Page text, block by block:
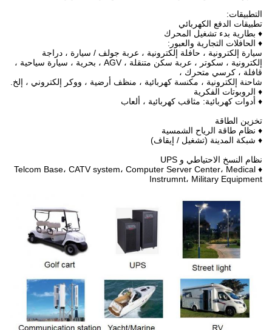
التطبيقات:
تطبيقات الدفع الكهربائي
♦ بطارية بدء تشغيل المحرك
♦ الحافلات التجارية والعبور:
سيارة إلكترونية ، حافلة إلكترونية ، عربة جولف / سيارة ، دراجة
إلكترونية ، سكوتر ، عربة سكن متنقلة ، AGV ، بحرية ، سيارة سياحية ،
قافلة ، كرسي متحرك ،
شاحنة إلكترونية ، مكنسة كهربائية ، منظف أرضية ، ووكر إلكتروني ، إلخ.
♦ الروبوتات الفكرية
♦ أدوات كهربائية: مثاقب كهربائية ، ألعاب
تخزين الطاقة
♦ نظام طاقة الرياح الشمسية
♦ شبكة المدينة (تشغيل / إيقاف)
نظام النسخ الاحتياطي و UPS
♦ Telcom Base، CATV system، Computer Server Center، Medical
Instrumnt، Military Equipment